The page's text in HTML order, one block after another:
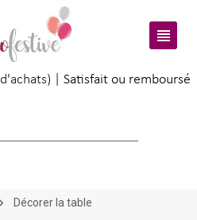

| Satisfait ou remboursé
Décorer la table